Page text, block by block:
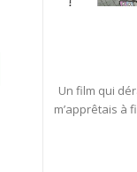
Un film qui
m’apprêtais à